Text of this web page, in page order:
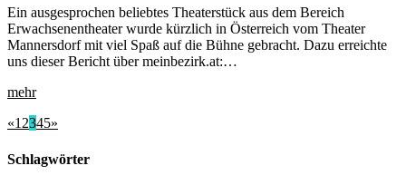
Ein ausgesprochen beliebtes Theaterstück aus dem Bereich
Erwachsenentheater wurde kürzlich in Österreich vom Theater
Mannersdorf mit viel Spaß auf die Bühne gebracht. Dazu erreichte
uns dieser Bericht über meinbezirk.at:…
mehr
«12345»
Schlagwörter